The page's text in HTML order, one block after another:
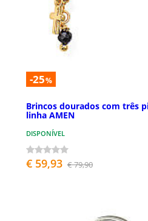
-25%
Brincos dourados com três
linha AMEN
DISPONÍVEL
€ 59,93 € 79,90